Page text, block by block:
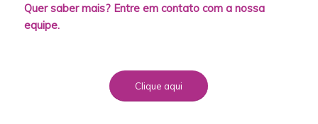
Quer saber mais? Entre em contato com a nossa
equipe.
Clique aqui